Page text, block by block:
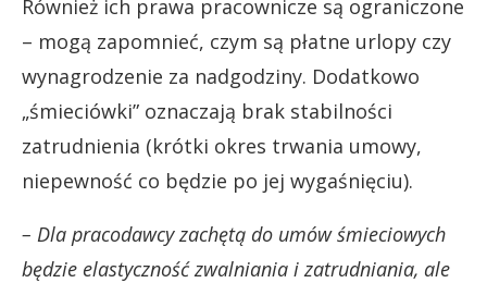
Również ich prawa pracownicze są ograniczone
– mogą zapomnieć, czym są płatne urlopy czy
wynagrodzenie za nadgodziny. Dodatkowo
„śmieciówki” oznaczają brak stabilności
zatrudnienia (krótki okres trwania umowy,
niepewność co będzie po jej wygaśnięciu).
– Dla pracodawcy zachętą do umów śmieciowych
będzie elastyczność zwalniania i zatrudniania, ale